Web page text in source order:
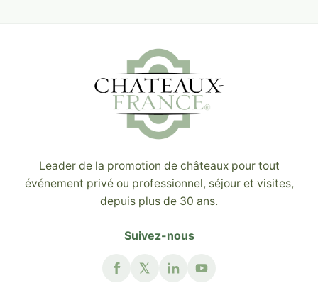
Leader de la promotion de châteaux pour tout
événement privé ou professionnel, séjour et visites,
depuis plus de 30 ans.
Suivez-nous